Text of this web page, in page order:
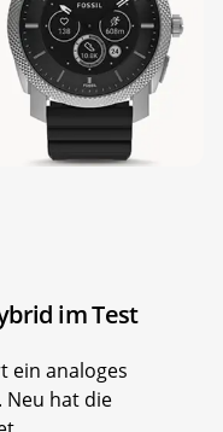
im Test
ein analoges
Neu hat die